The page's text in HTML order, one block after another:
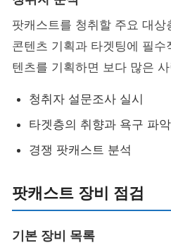
팟캐스트를 청취할 주요 대
콘텐츠 기획과 타겟팅에 필
텐츠를 기획하면 보다 많은
청취자 설문조사 실시
타겟층의 취향과 욕구 파악
경쟁 팟캐스트 분석
팟캐스트 장비 점검
기본 장비 목록